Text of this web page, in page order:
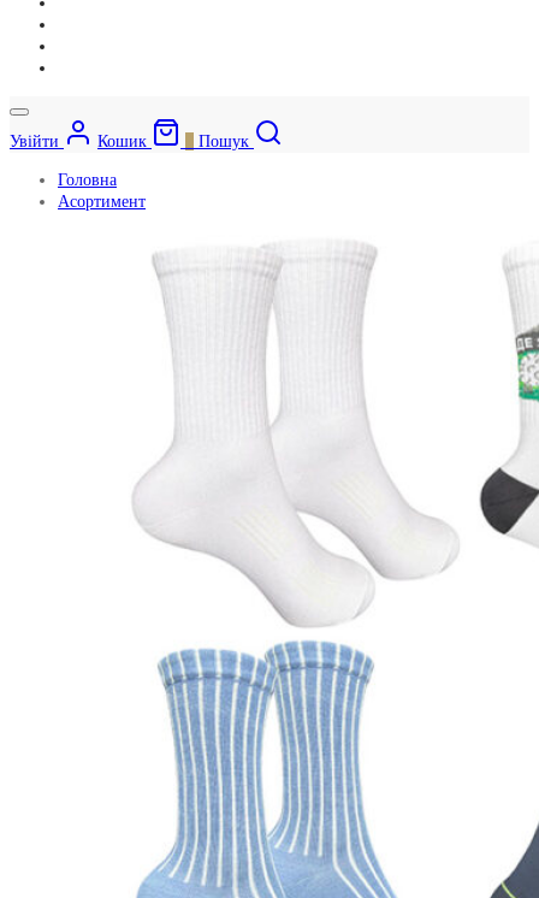
Увійти Кошик Пошук
Головна
Асортимент